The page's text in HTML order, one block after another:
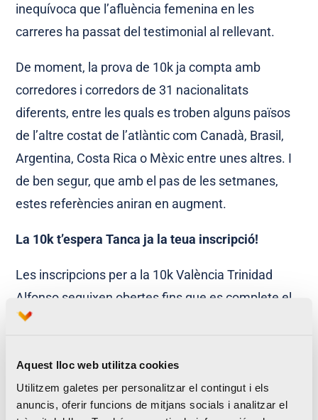
Aquest lloc web utilitza cookies
Utilitzem galetes per personalitzar el contingut i els
anuncis, oferir funcions de mitjans socials i analitzar el
inequívoca que l’afluència femenina en les
carreres ha passat del testimonial al rellevant.
De moment, la prova de 10k ja compta amb
corredores i corredors de 31 nacionalitats
diferents, entre les quals es troben alguns països
de l’altre costat de l’atlàntic com Canadà, Brasil,
Argentina, Costa Rica o Mèxic entre unes altres. I
de ben segur, que amb el pas de les setmanes,
estes referències aniran en augment.
La 10k t’espera Tanca ja la teua inscripció!
Les inscripcions per a la 10k València Trinidad
Alfonso seguixen obertes fins que es complete el
contingent dels 8.500 dorsals disposats com a
a la festa del running que es viurà a València, no ho
dubtes, apunta’t ja i no et quedes fóra.